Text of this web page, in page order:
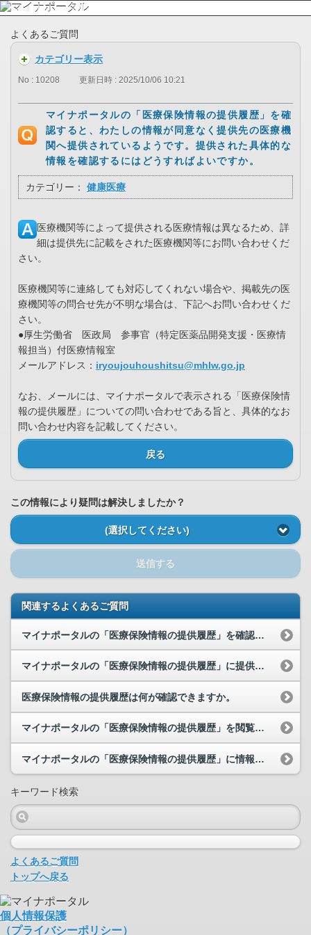
よくあるご質問
カテゴリー表示
No : 10208 更新日時 : 2025/10/06 10:21
マイナポータルの「医療保険情報の提供履歴」を確
認すると、わたしの情報が同意なく提供先の医療機
関へ提供されているようです。提供された具体的な
情報を確認するにはどうすればよいですか。
カテゴリー： 健康医療
医療機関等によって提供される医療情報は異なるため、詳
細は提供先に記載をされた医療機関等にお問い合わせくだ
さい。
医療機関等に連絡しても対応してくれない場合や、掲載先の医
療機関等の問合せ先が不明な場合は、下記へお問い合わせくだ
さい。
●厚生労働省 医政局 参事官（特定医薬品開発支援・医療情
報担当）付医療情報室
メールアドレス：​ iryoujouhoushitsu@mhlw.go.jp
なお、メールには、マイナポータルで表示される「医療保険情
報の提供履歴」についての問い合わせである旨と、具体的なお
問い合わせ内容を記載してください。
戻る
この情報により疑問は解決しましたか？
(選択してください)
送信する
関連するよくあるご質問
マイナポータルの「医療保険情報の提供履歴」を確認すると、身に覚えのない情報が表示されています。...
マイナポータルの「医療保険情報の提供履歴」に提供先として表示された医療機関等に問い合わせを行い...
医療保険情報の提供履歴は何が確認できますか。
マイナポータルの「医療保険情報の提供履歴」を閲覧すると、｢同意状況｣に「同意取得困難／救急時に...
マイナポータルの「医療保険情報の提供履歴」に情報が反映されるまでどれくらいかかりますか。
キーワード検索
よくあるご質問
トップへ戻る
個人情報保護
（プライバシーポリシー）